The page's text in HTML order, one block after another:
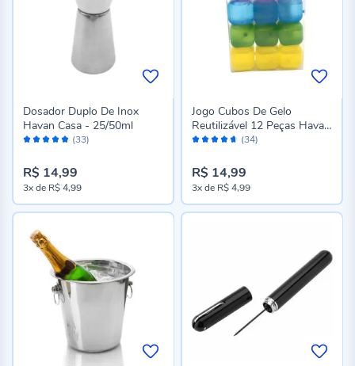
Avaliação: (33)
Dosador Duplo De Inox
Havan Casa - 25/50ml
R$ 14,99
3xde R$ 4,99
Avaliação: (34)
Jogo Cubos De Gelo
Reutilizável 12 Peças Havan
Casa - Colorido
R$ 14,99
3xde R$ 4,99